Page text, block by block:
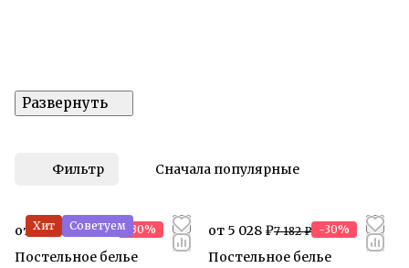
Фильтр Сначала популярные
Хит Советуем
от 5 028 ₽7 182 ₽ -30%
Постельное белье
от 5 028 ₽7 182 ₽ -30%
Постельное белье